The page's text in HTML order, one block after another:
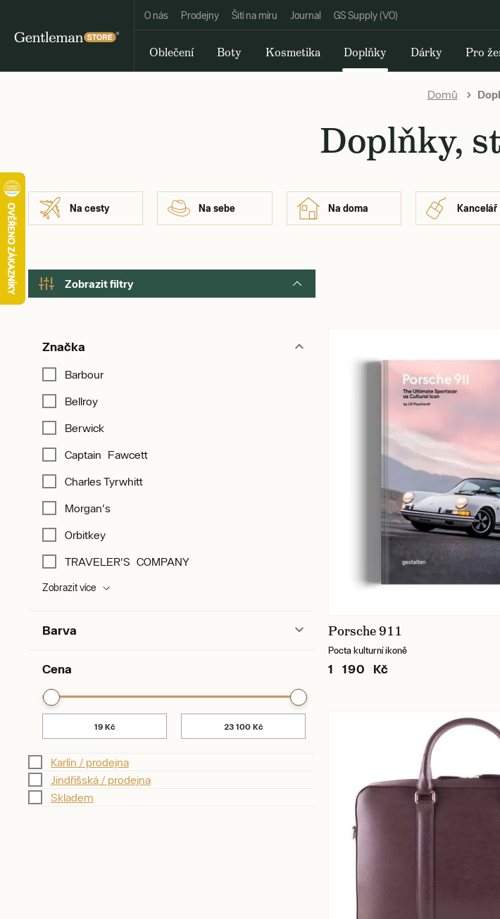
O nás Prodejny Šití na míru Journal GS Supply (VO)
Oblečení Boty Kosmetika Doplňky Dárky Pro
Domů
Doplňky,
Na cesty Na sebe Na doma Kancelář
Zobrazit filtry
Značka
Barbour
Bellroy
Berwick
Captain Fawcett
Charles Tyrwhitt
Morgan's
Orbitkey
TRAVELER'S COMPANY
Zobrazit více
Barva
Cena
Karlín / prodejna
Jindřišská / prodejna
Skladem
Porsche 911
Pocta kulturní ikoně
1 190 Kč